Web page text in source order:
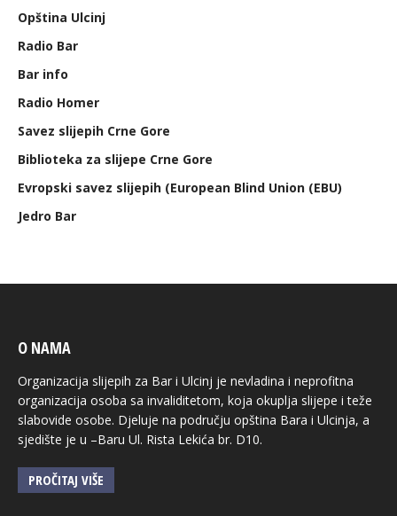
Opština Ulcinj
Radio Bar
Bar info
Radio Homer
Savez slijepih Crne Gore
Biblioteka za slijepe Crne Gore
Evropski savez slijepih (European Blind Union (EBU)
Jedro Bar
O NAMA
Organizacija slijepih za Bar i Ulcinj je nevladina i neprofitna
organizacija osoba sa invaliditetom, koja okuplja slijepe i teže
slabovide osobe. Djeluje na području opština Bara i Ulcinja, a
sjedište je u –Baru Ul. Rista Lekića br. D10.
PROČITAJ VIŠE